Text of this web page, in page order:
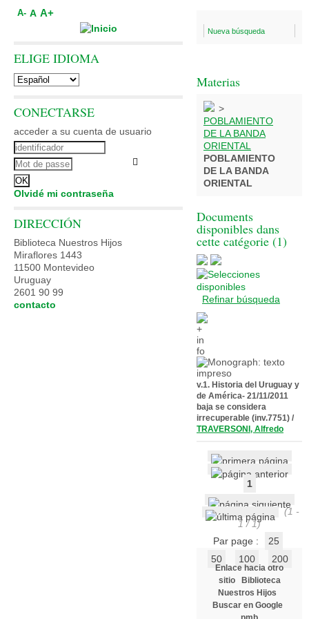
Nueva búsqueda
Materias
>
POBLAMIENTO
DE LA BANDA
ORIENTAL
POBLAMIENTO
DE LA BANDA
ORIENTAL
Documents
disponibles dans
cette catégorie (1)
Refinar búsqueda
v.1. Historia del Uruguay y
de América- 21/11/2011
baja se considera
irrecuperable (inv.7751) /
TRAVERSONI, Alfredo
1
(1 -
1 / 1)
Par page :
25
50
100 200
Enlace hacia otro
sitio
Biblioteca
Nuestros Hijos
Buscar en Google
A- A A+
ELIGE IDIOMA
CONECTARSE
acceder a su cuenta de usuario
Olvidé mi contraseña
DIRECCIÓN
Biblioteca Nuestros Hijos
Miraflores 1443
11500 Montevideo
Uruguay
2601 90 99
contacto